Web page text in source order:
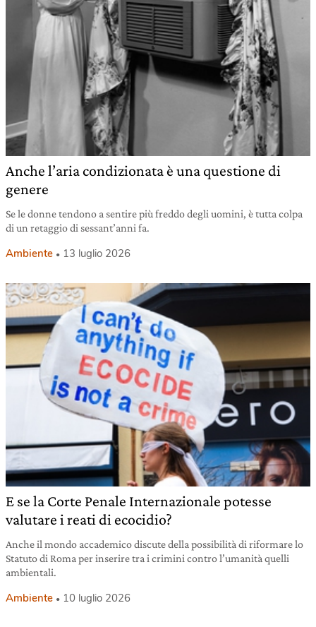
Anche l’aria condizionata è una questione di
genere
Se le donne tendono a sentire più freddo degli uomini, è tutta colpa
di un retaggio di sessant’anni fa.
Ambiente 13 luglio 2026
E se la Corte Penale Internazionale potesse
valutare i reati di ecocidio?
Anche il mondo accademico discute della possibilità di riformare lo
Statuto di Roma per inserire tra i crimini contro l’umanità quelli
ambientali.
Ambiente 10 luglio 2026